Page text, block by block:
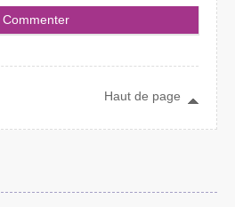
Haut de page